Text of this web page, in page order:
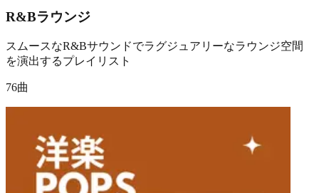
R&Bラウンジ
スムースなR&Bサウンドでラグジュアリーなラウンジ空間
を演出するプレイリスト
76曲